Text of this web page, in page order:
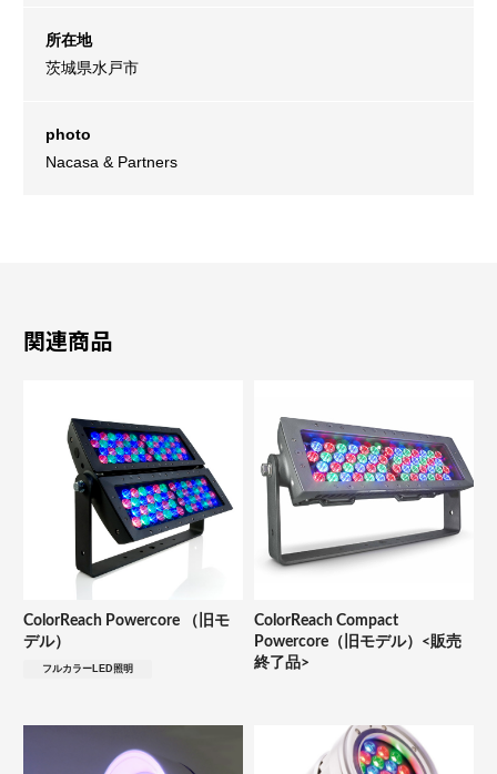
所在地
茨城県水戸市
photo
Nacasa & Partners
関連商品
ColorReach Powercore （旧モ
デル）
フルカラーLED照明
ColorReach Compact
Powercore（旧モデル）<販売
終了品>